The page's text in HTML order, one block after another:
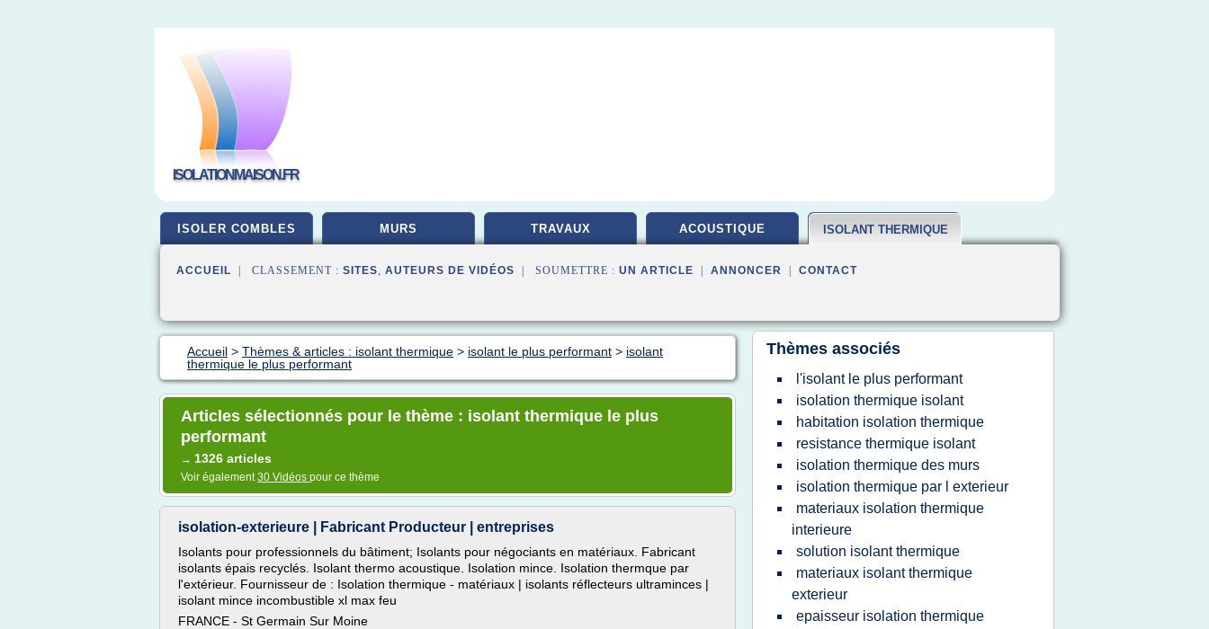
ISOLATIONMAISON.FR
ISOLER COMBLES MURS TRAVAUX ACOUSTIQUE ISOLANT THERMIQUE
ACCUEIL | CLASSEMENT : SITES, AUTEURS DE VIDÉOS | SOUMETTRE : UN ARTICLE ANNONCER CONTACT
Accueil > Thèmes & articles : isolant thermique > isolant le plus performant > isolant
thermique le plus performant
Articles sélectionnés pour le thème : isolant thermique le plus
performant
→ 1326 articles
Voir également30 Vidéos pour ce thème
isolation-exterieure | Fabricant Producteur | entreprises
Isolants pour professionnels du bâtiment; Isolants pour négociants en matériaux. Fabricant
isolants épais recyclés. Isolant thermo acoustique. Isolation mince. Isolation thermque par
l'extérieur. Fournisseur de : Isolation thermique - matériaux | isolants réflecteurs ultraminces |
isolant mince incombustible xl max feu
FRANCE - St Germain Sur Moine
Thèmes associés
l'isolant le plus performant
isolation thermique isolant
habitation isolation thermique
resistance thermique isolant
isolation thermique des murs
isolation thermique par l exterieur
materiaux isolation thermique
interieure
solution isolant thermique
materiaux isolant thermique
exterieur
epaisseur isolation thermique